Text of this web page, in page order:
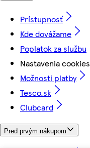
Prístupnosť
Kde dovážame
Poplatok za službu
Nastavenia cookies
Možnosti platby
Tesco.sk
Clubcard
Pred prvým nákupom